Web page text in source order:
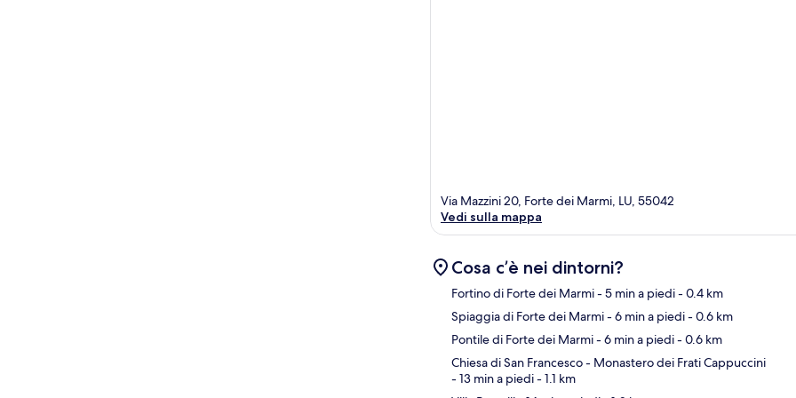
Via Mazzini 20, Forte dei Marmi, LU, 55042
Vedi sulla mappa
Cosa c’è nei dintorni?
Fortino di Forte dei Marmi- 5 min a piedi- 0.4 km
Spiaggia di Forte dei Marmi- 6 min a piedi- 0.6 km
Pontile di Forte dei Marmi- 6 min a piedi- 0.6 km
Chiesa di San Francesco - Monastero dei Frati Cappuccini
- 13 min a piedi- 1.1 km